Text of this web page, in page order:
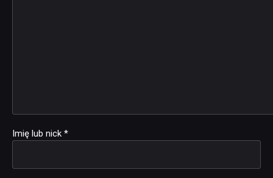
Imię lub nick *